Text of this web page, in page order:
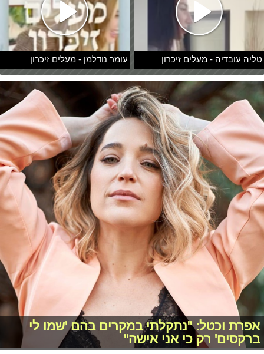
טליה עובדיה - מעלים זיכרון עומר נודלמן - מעלים זיכרון
אפרת וכטל: "נתקלתי במקרים בהם 'שמו לי
ברקסים' רק כי אני אישה"